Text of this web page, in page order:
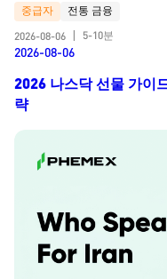
중급자
전통 금융
2026-08-06
5-10분
2026-08-06
2026 나스닥 선물 가이
략